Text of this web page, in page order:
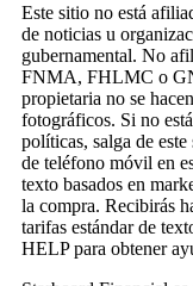
Este sitio no está
de noticias u
gubernamental. No
FNMA, FHLMC o
propietaria no se
fotográficos. Si no
políticas, salga de
de teléfono móvil en
texto basados en
la compra. Recibirás
tarifas estándar de
HELP para obtener